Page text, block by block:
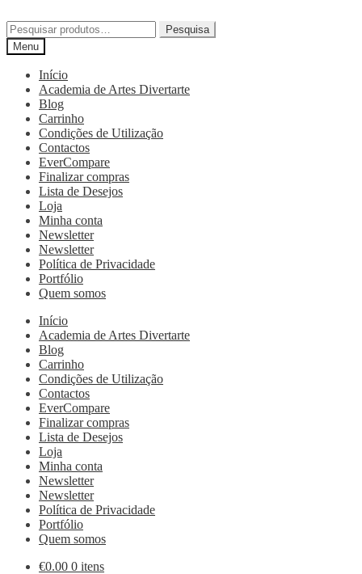
Pesquisa
Menu
Início
Academia de Artes Divertarte
Blog
Carrinho
Condições de Utilização
Contactos
EverCompare
Finalizar compras
Lista de Desejos
Loja
Minha conta
Newsletter
Newsletter
Política de Privacidade
Portfólio
Quem somos
Início
Academia de Artes Divertarte
Blog
Carrinho
Condições de Utilização
Contactos
EverCompare
Finalizar compras
Lista de Desejos
Loja
Minha conta
Newsletter
Newsletter
Política de Privacidade
Portfólio
Quem somos
€0.00 0 itens